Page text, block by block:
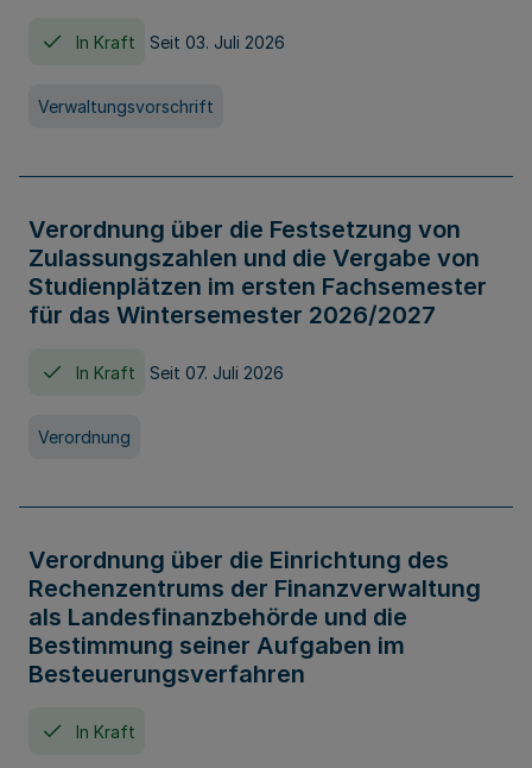
In Kraft Seit 03. Juli 2026
Verwaltungsvorschrift
Verordnung über die Festsetzung von
Zulassungszahlen und die Vergabe von
Studienplätzen im ersten Fachsemester
für das Wintersemester 2026/2027
In Kraft Seit 07. Juli 2026
Verordnung
Verordnung über die Einrichtung des
Rechenzentrums der Finanzverwaltung
als Landesfinanzbehörde und die
Bestimmung seiner Aufgaben im
Besteuerungsverfahren
In Kraft